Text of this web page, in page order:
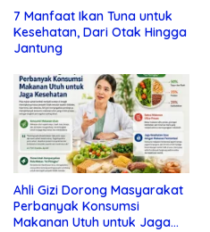
7 Manfaat Ikan Tuna untuk
Kesehatan, Dari Otak Hingga
Jantung
Ahli Gizi Dorong Masyarakat
Perbanyak Konsumsi
Makanan Utuh untuk Jaga